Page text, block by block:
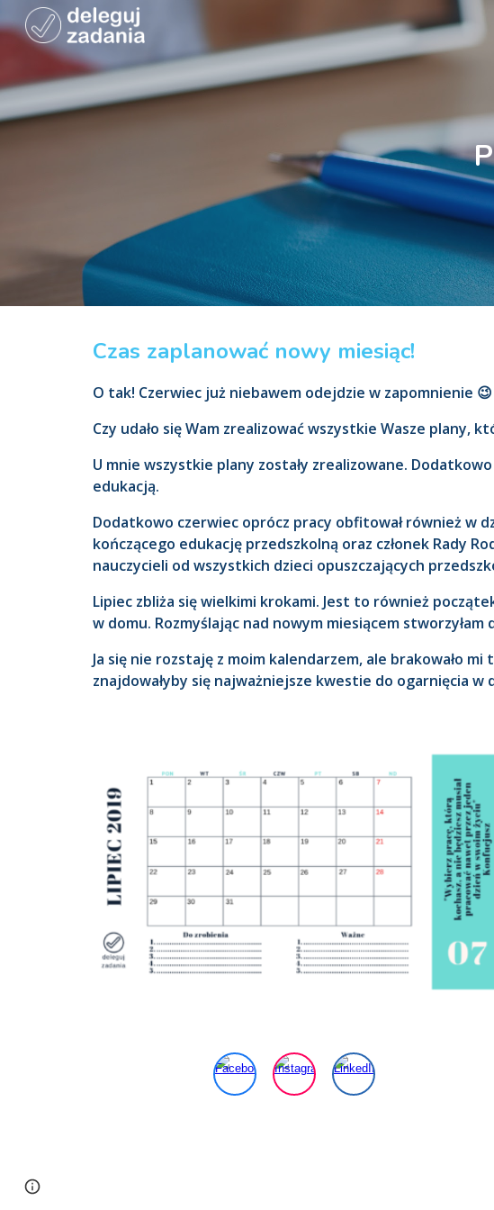
Skip to main
Czas zaplanować nowy miesiąc!
O tak! Czerwiec już niebawem odejdzie w zapomnienie
Czy udało się Wam zrealizować wszystkie Wasze plany,
U mnie wszystkie plany zostały zrealizowane.
edukacją.
Dodatkowo czerwiec oprócz pracy obfitował również w
kończącego edukację przedszkolną oraz członek Rady
nauczycieli od wszystkich dzieci opuszczających
Lipiec zbliża się wielkimi krokami. Jest to również
w domu. Rozmyślając nad nowym miesiącem
Ja się nie rozstaję z moim kalendarzem, ale brakowało
znajdowałyby się najważniejsze kwestie do ogarnięcia w